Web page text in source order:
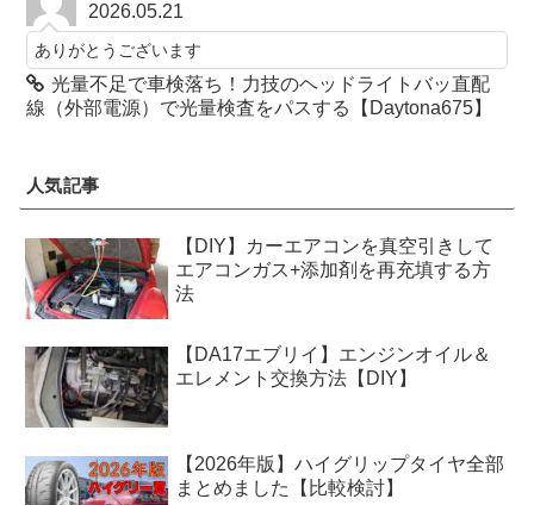
2026.05.21
ありがとうございます
光量不足で車検落ち！力技のヘッドライトバッ直配
線（外部電源）で光量検査をパスする【Daytona675】
人気記事
【DIY】カーエアコンを真空引きして
エアコンガス+添加剤を再充填する方
法
【DA17エブリイ】エンジンオイル＆
エレメント交換方法【DIY】
【2026年版】ハイグリップタイヤ全部
まとめました【比較検討】